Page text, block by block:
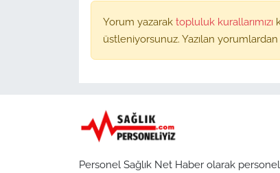
Yorum yazarak topluluk kurallarımızı
üstleniyorsunuz. Yazılan yorumlardan
Personel Sağlık Net Haber olarak